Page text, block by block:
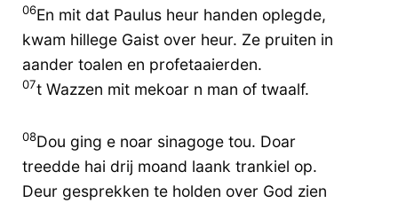
06En mit dat Paulus heur handen oplegde,
kwam hillege Gaist over heur. Ze pruiten in
aander toalen en profetaaierden.
07t Wazzen mit mekoar n man of twaalf.
08Dou ging e noar sinagoge tou. Doar
treedde hai drij moand laank trankiel op.
Deur gesprekken te holden over God zien